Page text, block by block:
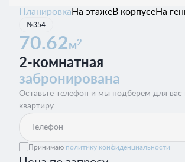
Планировка На этажеВ корпусеНа
№354
70.62м2
2-комнатная
забронирована
Оставьте телефон и мы подберем для
квартиру
Принимаю политику конфиденциальности